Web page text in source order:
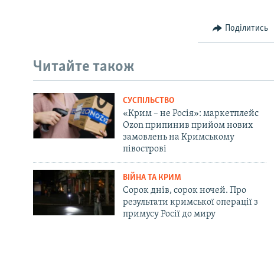
Поділитись
Читайте також
СУСПІЛЬСТВО
«Крим – не Росія»: маркетплейс
Ozon припинив прийом нових
замовлень на Кримському
півострові
ВІЙНА ТА КРИМ
Сорок днів, сорок ночей. Про
результати кримської операції з
примусу Росії до миру